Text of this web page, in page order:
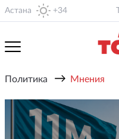
Астана +34
Политика → Мнения